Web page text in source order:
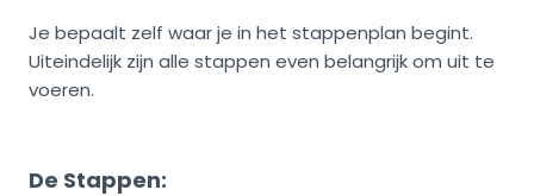
Je bepaalt zelf waar je in het stappenplan begint.
Uiteindelijk zijn alle stappen even belangrijk om uit te
voeren.
De Stappen: